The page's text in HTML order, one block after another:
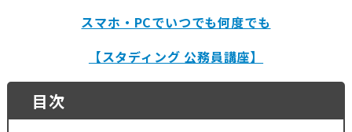
スマホ・PCでいつでも何度でも
【スタディング 公務員講座】
目次